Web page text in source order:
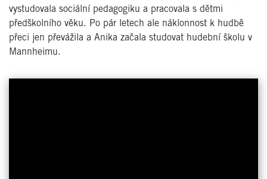
vystudovala sociální pedagogiku a pracovala s dětmi
předškolního věku. Po pár letech ale náklonnost k hudbě
přeci jen převážila a Anika začala studovat hudební školu v
Mannheimu.